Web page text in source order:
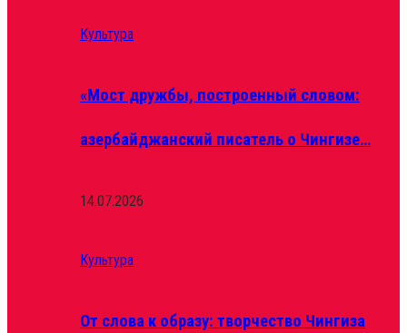
Культура
«Мост дружбы, построенный словом:
азербайджанский писатель о Чингизе…
14.07.2026
Культура
От слова к образу: творчество Чингиза